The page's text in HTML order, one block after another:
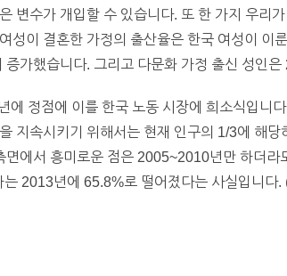
변수가 개입할 수 있습니다. 또 한 가지 우리
성이 결혼한 가정의 출산율은 한국 여성이
증가했습니다. 그리고 다문화 가정 출신 성인
정점에 이를 한국 노동 시장에 희소식입니
지속시키기 위해서는 현재 인구의 1/3에 해
에서 흥미로운 점은 2005~2010년만 하더라
2013년에 65.8%로 떨어졌다는 사실입니다.